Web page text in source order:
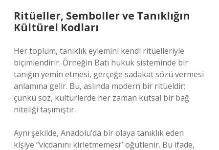
Ritüeller, Semboller ve Tanıklığın
Kültürel Kodları
Her toplum, tanıklık eylemini kendi ritüelleriyle
biçimlendirir. Örneğin Batı hukuk sisteminde bir
tanığın yemin etmesi, gerçeğe sadakat sözü vermesi
anlamına gelir. Bu, aslında modern bir ritüeldir;
çünkü söz, kültürlerde her zaman kutsal bir bağ
niteliği taşımıştır.
Aynı şekilde, Anadolu’da bir olaya tanıklık eden
kişiye “vicdanını kirletmemesi” öğütlenir. Bu ifade,